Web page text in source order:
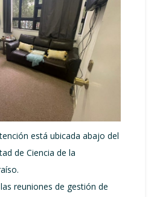
está ubicada abajo del
de Ciencia de la
reuniones de gestión de